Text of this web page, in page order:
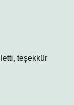
teşekkür